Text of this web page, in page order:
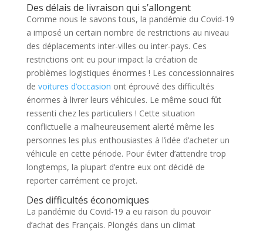
Des délais de livraison qui s’allongent
Comme nous le savons tous, la pandémie du Covid-19
a imposé un certain nombre de restrictions au niveau
des déplacements inter-villes ou inter-pays. Ces
restrictions ont eu pour impact la création de
problèmes logistiques énormes ! Les concessionnaires
de voitures d’occasion ont éprouvé des difficultés
énormes à livrer leurs véhicules. Le même souci fût
ressenti chez les particuliers ! Cette situation
conflictuelle a malheureusement alerté même les
personnes les plus enthousiastes à l’idée d’acheter un
véhicule en cette période. Pour éviter d’attendre trop
longtemps, la plupart d’entre eux ont décidé de
reporter carrément ce projet.
Des difficultés économiques
La pandémie du Covid-19 a eu raison du pouvoir
d’achat des Français. Plongés dans un climat